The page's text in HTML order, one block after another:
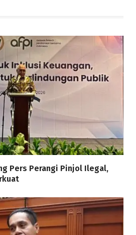
Pers Perangi Pinjol Ilegal,